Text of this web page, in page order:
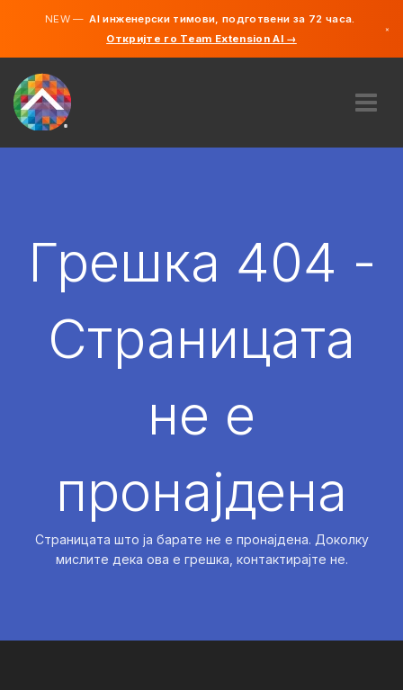
NEW —AI инженерски тимови, подготвени за 72 часа.
Откријте го Team Extension AI →
×
АНГАЖИРАЈ
Грешка 404 -
Страницата
не е
пронајдена
Страницата што ја барате не е пронајдена. Доколку
мислите дека ова е грешка, контактирајте не.